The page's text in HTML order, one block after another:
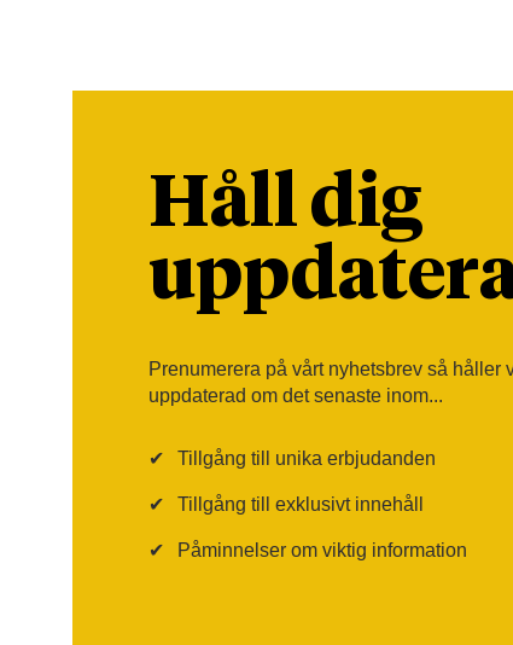
Håll dig
Prenumerera på vårt nyhetsbrev så håller
uppdaterad om det senaste inom...
✔ Tillgång till unika erbjudanden
✔ Tillgång till exklusivt innehåll
✔ Påminnelser om viktig information